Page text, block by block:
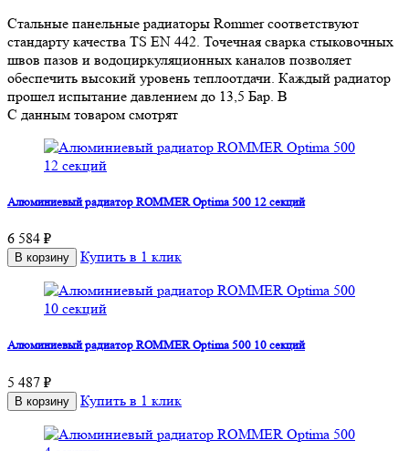
Стальные панельные радиаторы Rommer соответствуют
стандарту качества TS EN 442. Точечная сварка стыковочных
швов пазов и водоциркуляционных каналов позволяет
обеспечить высокий уровень теплоотдачи. Каждый радиатор
прошел испытание давлением до 13,5 Бар. В
С данным товаром смотрят
Алюминиевый радиатор ROMMER Optima 500 12 секций
6 584 ₽
В корзину Купить в 1 клик
Алюминиевый радиатор ROMMER Optima 500 10 секций
5 487 ₽
В корзину Купить в 1 клик